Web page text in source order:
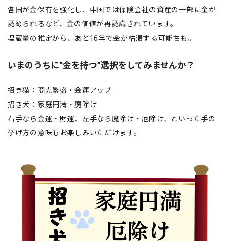
各国が金保有を強化し、中国では保険会社の資産の一部に金が
認められるなど、金の価値が再認識されています。
埋蔵量の推定から、あと16年で金が枯渇する可能性も。
いまのうちに“金を持つ”選択をしてみませんか？
招き猫：商売繁盛・金運アップ
招き犬：家庭円満・魔除け
右手なら金運・財運、左手なら魔除け・厄除け、といった手の
挙げ方の意味もお楽しみいただけます。